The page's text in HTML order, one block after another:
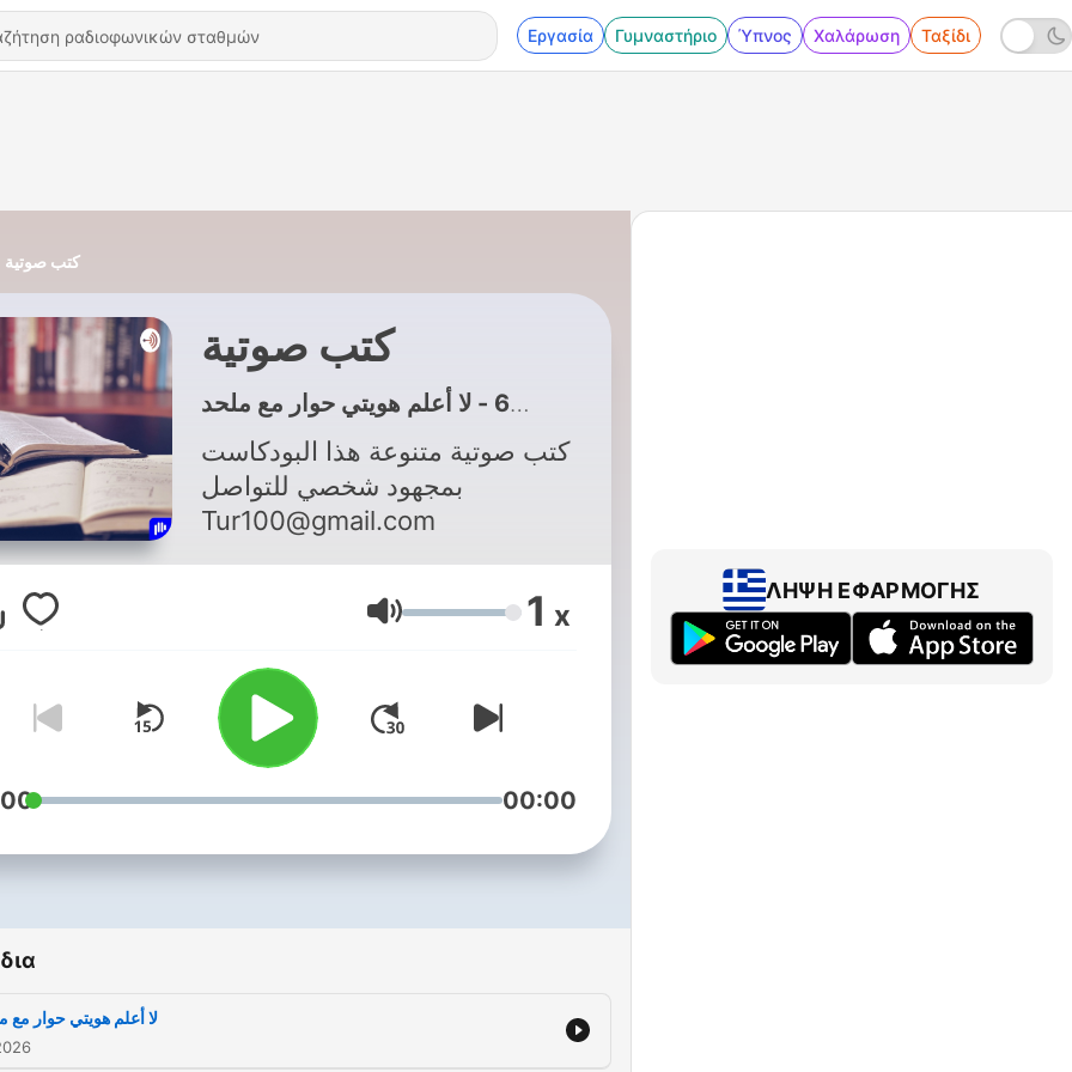
Εργασία Γυμναστήριο Ύπνος Χαλάρωση Ταξίδι
كتب صوتية
كتب صوتية
63 - لا أعلم هويتي حوار مع ملحد
كتب صوتية متنوعة هذا البودكاست
بمجهود شخصي للتواصل
Tur100@gmail.com
Ένταση 1 x
00:00
لا أعلم هويتي حوار مع
ΛΉΨΗ ΕΦΑΡΜΟΓΉΣ